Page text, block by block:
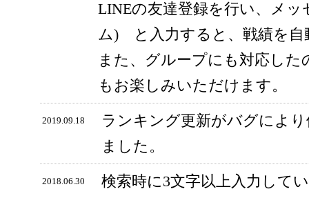
LINEの友達登録を行い、メ
ム) と入力すると、戦績を自
また、グループにも対応し
もお楽しみいただけます。
2019.09.18
ランキング更新がバグによ
ました。
2018.06.30
検索時に3文字以上入力して